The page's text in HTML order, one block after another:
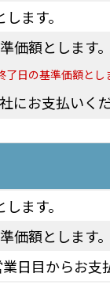
ます。
価額とします。
日の基準価額とし
にお支払いくだ
ます。
価額とします。
日目からお支